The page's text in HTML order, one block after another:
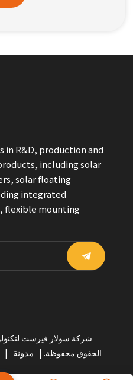
in R&D, production and
including solar
solar floating
integrated
flexible mounting
الحقوق محفوظة. |
مدونة